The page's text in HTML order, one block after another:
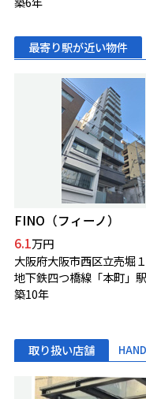
最寄り駅が近い物件
FINO（フィーノ）
6.1万円
大阪府大阪市西区立売堀
地下鉄四つ橋線「本町」
築10年
取り扱い店舗